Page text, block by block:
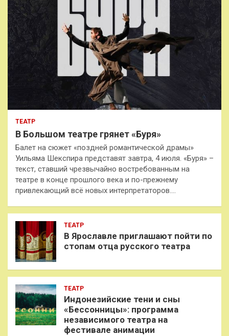
ТЕАТР
В Большом театре грянет «Буря»
Балет на сюжет «поздней романтической драмы»
Уильяма Шекспира представят завтра, 4 июля. «Буря» –
текст, ставший чрезвычайно востребованным на
театре в конце прошлого века и по-прежнему
привлекающий всё новых интерпретаторов.…
ТЕАТР
В Ярославле приглашают пойти по
стопам отца русского театра
ТЕАТР
Индонезийские тени и сны
«Бессонницы»: программа
независимого театра на
фестивале анимации